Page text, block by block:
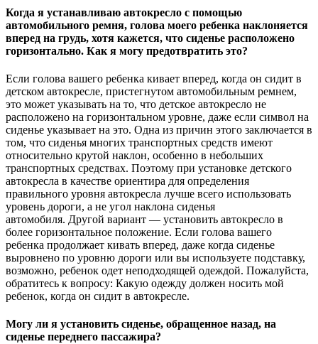
Когда я устанавливаю автокресло с помощью
автомобильного ремня, голова моего ребенка наклоняется
вперед на грудь, хотя кажется, что сиденье расположено
горизонтально. Как я могу предотвратить это?
Если голова вашего ребенка кивает вперед, когда он сидит в
детском автокресле, пристегнутом автомобильным ремнем,
это может указывать на то, что детское автокресло не
расположено на горизонтальном уровне, даже если символ на
сиденье указывает на это. Одна из причин этого заключается в
том, что сиденья многих транспортных средств имеют
относительно крутой наклон, особенно в небольших
транспортных средствах. Поэтому при установке детского
автокресла в качестве ориентира для определения
правильного уровня автокресла лучше всего использовать
уровень дороги, а не угол наклона сиденья
автомобиля. Другой вариант — установить автокресло в
более горизонтальное положение. Если голова вашего
ребенка продолжает кивать вперед, даже когда сиденье
выровнено по уровню дороги или вы используете подставку,
возможно, ребенок одет неподходящей одеждой. Пожалуйста,
обратитесь к вопросу: Какую одежду должен носить мой
ребенок, когда он сидит в автокресле.
Могу ли я установить сиденье, обращенное назад, на
сиденье переднего пассажира?